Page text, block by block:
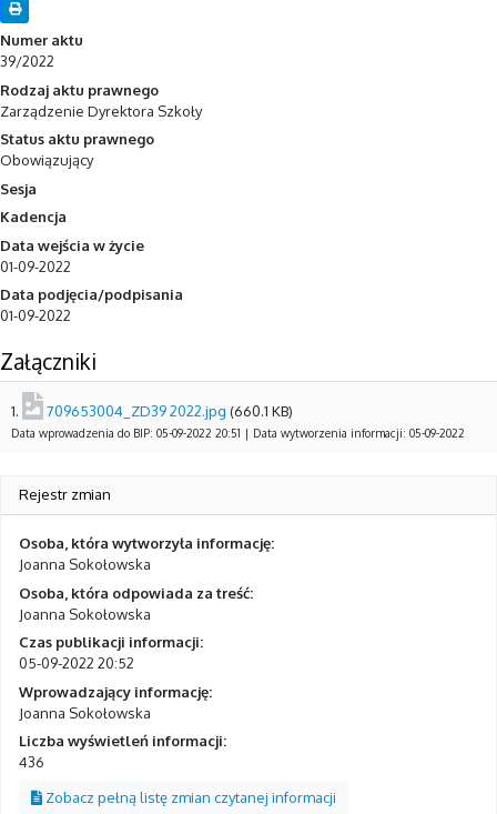
Numer aktu
39/2022
Rodzaj aktu prawnego
Zarządzenie Dyrektora Szkoły
Status aktu prawnego
Obowiązujący
Sesja
Kadencja
Data wejścia w życie
01-09-2022
Data podjęcia/podpisania
01-09-2022
Załączniki
1. 709653004_ZD39 2022.jpg (660.1 KB)
Data wprowadzenia do BIP: 05-09-2022 20:51 | Data wytworzenia informacji: 05-09-2022
Rejestr zmian
Osoba, która wytworzyła informację:
Joanna Sokołowska
Osoba, która odpowiada za treść:
Joanna Sokołowska
Czas publikacji informacji:
05-09-2022 20:52
Wprowadzający informację:
Joanna Sokołowska
Liczba wyświetleń informacji:
436
Zobacz pełną listę zmian czytanej informacji